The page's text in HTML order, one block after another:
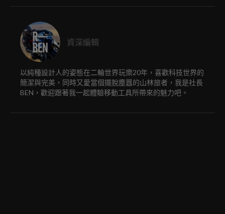
資深編輯
以純種設計人的姿態在二輪世界玩樂20年，喜歡科技世界的
簡潔與完美，同時又愛當個擺脫塵囂的山林旅者，我是社長
BEN，歡迎跟著我一起體驗移動工具所帶來的魅力吧。